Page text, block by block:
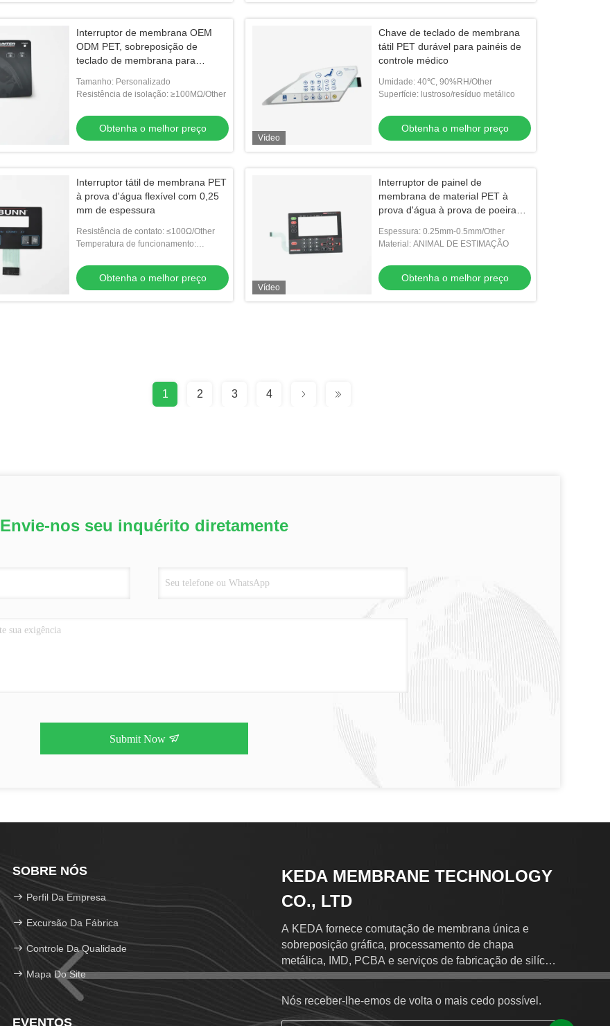
Interruptor de membrana OEM
ODM PET, sobreposição de
teclado de membrana para
Tamanho: Personalizado
Resistência de isolação: ≥100MΩ/Other
Obtenha o melhor preço
Vídeo
Chave de teclado de membrana
tátil PET durável para painéis de
controle médico
Umidade: 40℃, 90%RH/Other
Superfície: lustroso/resíduo metálico
Obtenha o melhor preço
Interruptor tátil de membrana PET
à prova d'água flexível com 0,25
mm de espessura
Resistência de contato: ≤100Ω/Other
Temperatura de funcionamento:
Obtenha o melhor preço
Vídeo
Interruptor de painel de
membrana de material PET à
prova d'água à prova de poeira
Espessura: 0.25mm-0.5mm/Other
Material: ANIMAL DE ESTIMAÇÃO
Obtenha o melhor preço
1 2 3 4
Envie-nos seu inquérito diretamente
Submit Now
SOBRE NÓS
Perfil Da Empresa
Excursão Da Fábrica
Controle Da Qualidade
Mapa Do Site
EVENTOS
KEDA MEMBRANE TECHNOLOGY
CO., LTD
A KEDA fornece comutação de membrana única e
sobreposição gráfica, processamento de chapa
metálica, IMD, PCBA e serviços de fabricação de silício
para clientes globais.
Nós receber-lhe-emos de volta o mais cedo possível.